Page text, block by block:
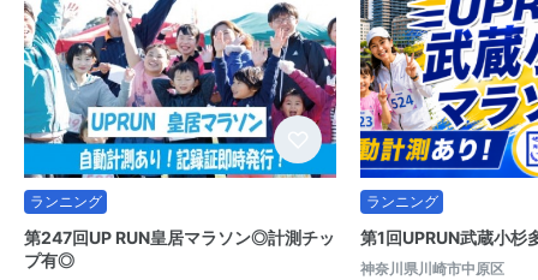
ランニング
第247回UP RUN皇居マラソン◎計測チッ
プ有◎
ランニング
第1回UPRUN武蔵小杉
神奈川県川崎市中原区